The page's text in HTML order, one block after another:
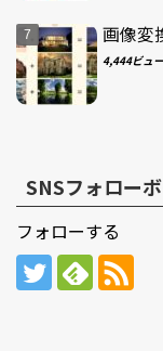
画像変
4,444ビュー
SNSフォロー
フォローする